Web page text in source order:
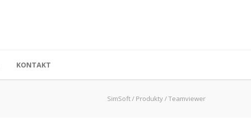
KONTAKT
SimSoft/ Produkty/Teamviewer